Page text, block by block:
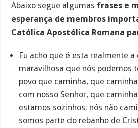
Abaixo segue algumas frases e
esperança de membros
Católica Apostólica Romana
Eu acho que é esta realmente
maravilhosa que nós podemos
povo que caminha, que
com nosso Senhor, que
estamos sozinhos; nós não
somos parte do rebanho de